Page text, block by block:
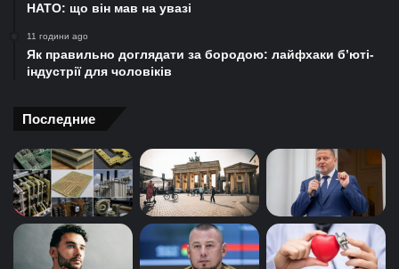
НАТО: що він мав на увазі
11 години ago
Як правильно доглядати за бородою: лайфхаки б’юті-
індустрії для чоловіків
Последние